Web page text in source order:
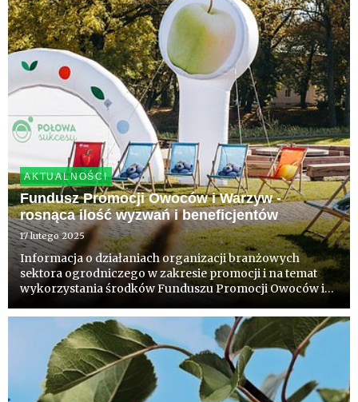
AKTUALNOŚCI
Fundusz Promocji Owoców i Warzyw -
rosnąca ilość wyzwań i beneficjentów
17 lutego 2025
Informacja o działaniach organizacji branżowych
sektora ogrodniczego w zakresie promocji i na temat
wykorzystania środków Funduszu Promocji Owoców i
zainteresowanych zakresem odpowiedzialności Komisji
Zarządzającej.